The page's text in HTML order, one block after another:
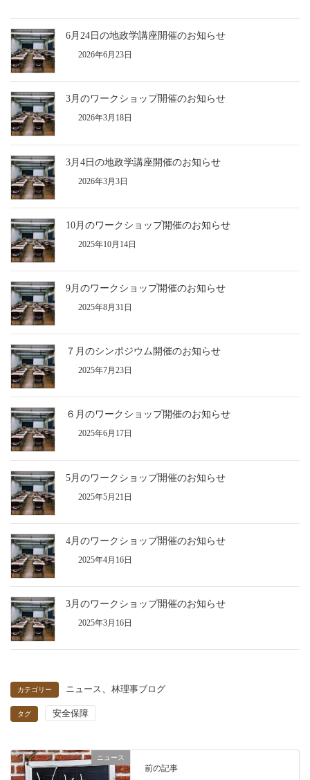
6月24日の地政学講座開催のお知らせ
2026年6月23日
3月のワークショップ開催のお知らせ
2026年3月18日
3月4日の地政学講座開催のお知らせ
2026年3月3日
10月のワークショップ開催のお知らせ
2025年10月14日
9月のワークショップ開催のお知らせ
2025年8月31日
７月のシンポジウム開催のお知らせ
2025年7月23日
６月のワークショップ開催のお知らせ
2025年6月17日
5月のワークショップ開催のお知らせ
2025年5月21日
4月のワークショップ開催のお知らせ
2025年4月16日
3月のワークショップ開催のお知らせ
2025年3月16日
カテゴリー ニュース、 林理事ブログ
タグ 安全保障
ニュース
前の記事